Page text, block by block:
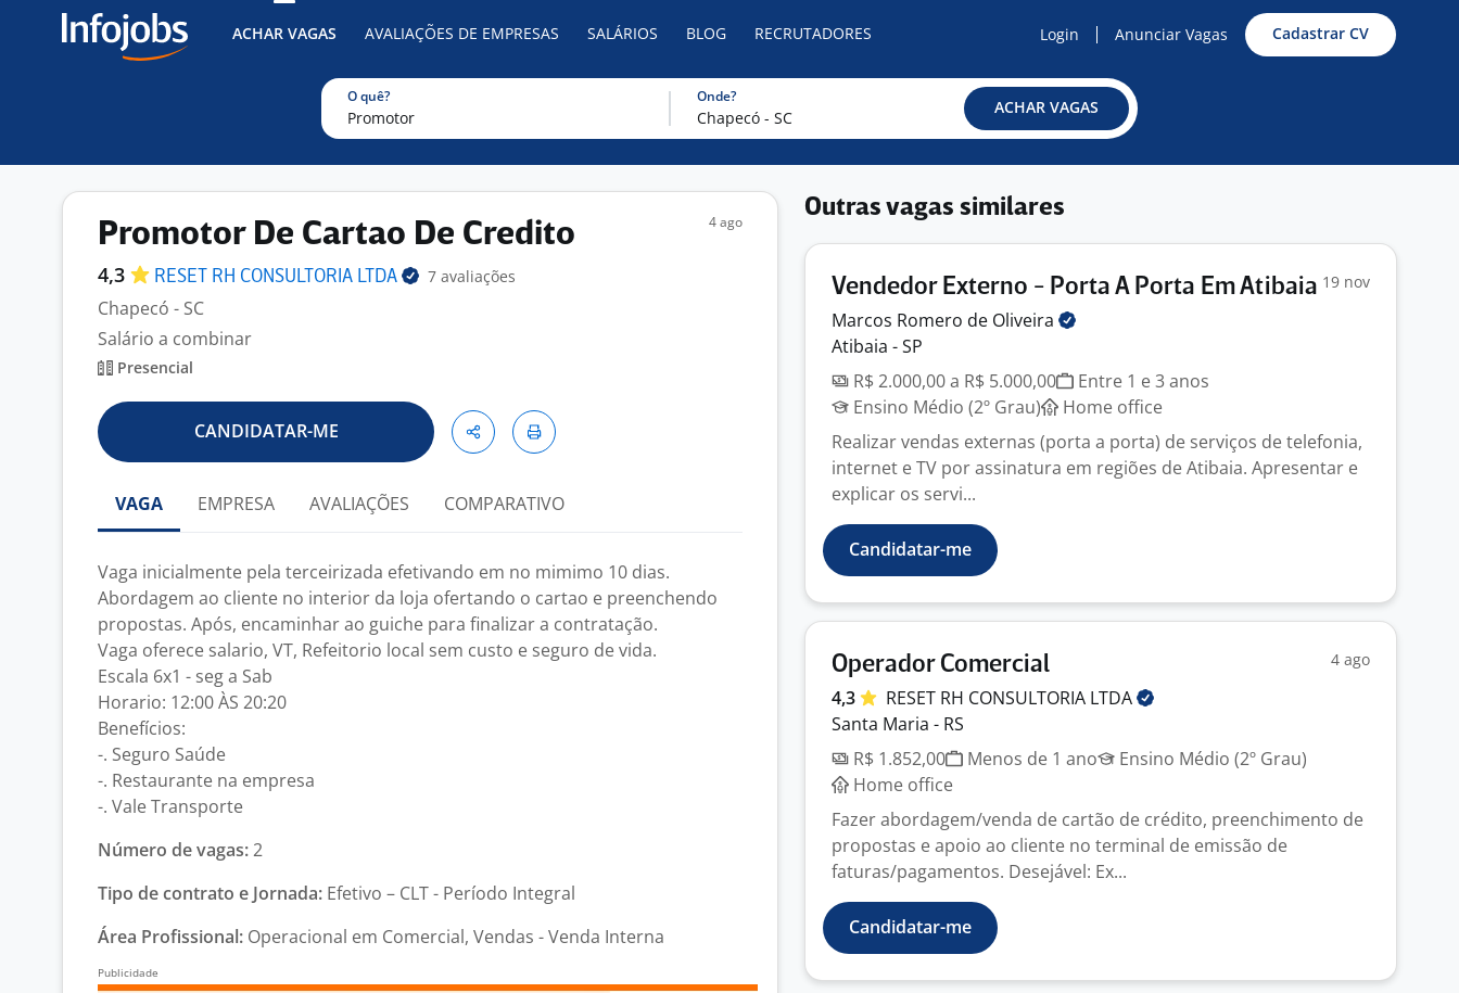
ACHAR VAGAS AVALIAÇÕES DE EMPRESAS SALÁRIOS BLOG RECRUTADORES Login Anunciar Vagas Cadastrar CV
O quê? Onde?
ACHAR VAGAS
Promotor De Cartao De Credito
4,3 RESET RH CONSULTORIA LTDA 7 avaliações
Chapecó - SC
Salário a combinar
Presencial
4 ago
CANDIDATAR-ME
VAGA EMPRESA AVALIAÇÕES COMPARATIVO
Vaga inicialmente pela terceirizada efetivando em no mimimo 10 dias.
Abordagem ao cliente no interior da loja ofertando o cartao e preenchendo
propostas. Após, encaminhar ao guiche para finalizar a contratação.
Vaga oferece salario, VT, Refeitorio local sem custo e seguro de vida.
Escala 6x1 - seg a Sab
Horario: 12:00 ÀS 20:20
Benefícios:
-. Seguro Saúde
-. Restaurante na empresa
-. Vale Transporte
Número de vagas:2
Tipo de contrato e Jornada: Efetivo – CLT - Período Integral
Área Profissional: Operacional em Comercial, Vendas - Venda Interna
Outras vagas similares
Vendedor Externo - Porta A Porta Em Atibaia 19 nov
Marcos Romero de Oliveira
Atibaia - SP
R$ 2.000,00 a R$ 5.000,00
Entre 1 e 3 anos
Ensino Médio (2º Grau)
Home office
Realizar vendas externas (porta a porta) de serviços de telefonia,
internet e TV por assinatura em regiões de Atibaia. Apresentar e
explicar os servi...
Candidatar-me
Operador Comercial 4 ago
4,3 RESET RH CONSULTORIA LTDA
Santa Maria - RS
R$ 1.852,00
Menos de 1 ano
Ensino Médio (2º Grau)
Home office
Fazer abordagem/venda de cartão de crédito, preenchimento de
propostas e apoio ao cliente no terminal de emissão de
faturas/pagamentos. Desejável: Ex...
Candidatar-me